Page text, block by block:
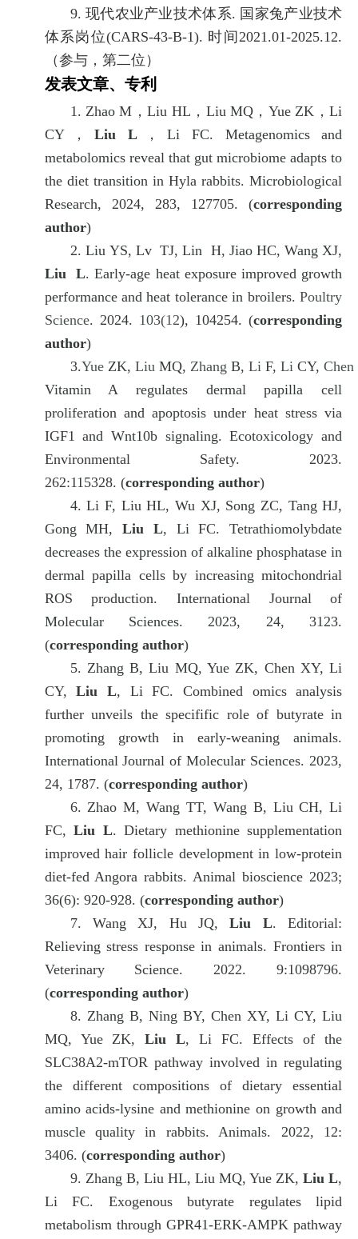
9. 现代农业产业技术体系. 国家兔产业技术
体系岗位(CARS-43-B-1). 时间2021.01-2025.12.
（参与，第二位）
发表文章、专利
1. Zhao M ，Liu HL ， Liu MQ ， Yue ZK ，Li
CY， Liu L，Li FC. Metagenomics and
metabolomics reveal that gut microbiome adapts to
the diet transition in Hyla rabbits. Microbiological
Research, 2024, 283, 127705. (corresponding
author)
2. Liu YS, Lv TJ, Lin H, Jiao HC, Wang XJ,
Liu L. Early-age heat exposure improved growth
performance and heat tolerance in broilers.Poultry
Science. 2024. 103(12), 104254. (corresponding
author)
3.YueZK, LiuMQ, Zhang B, LiF, LiCY, Chen
Vitamin A regulates dermal papilla cell
proliferation and apoptosis under heat stress via
IGF1 and Wnt10b signaling. Ecotoxicology and
Environmental Safety. 2023.
262:115328. (corresponding author)
4. Li F, Liu HL, Wu XJ, Song ZC, Tang HJ,
Gong MH,Liu L, Li FC. Tetrathiomolybdate
decreases the expression of alkaline phosphatase in
dermal papilla cells by increasing mitochondrial
ROS production. International Journal of
Molecular Sciences. 2023, 24, 3123.
(corresponding author)
5. Zhang B, Liu MQ, Yue ZK, Chen XY, Li
CY,Liu L, Li FC. Combined omics analysis
further unveils the specifific role of butyrate in
promoting growth in early-weaning animals.
International Journal of Molecular Sciences.2023,
24, 1787. (corresponding author)
6. Zhao M, Wang TT, Wang B, Liu CH, Li
FC,Liu L. Dietary methionine supplementation
improved hair follicle development in low-protein
diet-fed Angora rabbits. Animal bioscience 2023;
36(6): 920-928. (corresponding author)
7. Wang XJ, Hu JQ,Liu L. Editorial:
Relieving stress response in animals. Frontiers in
Veterinary Science. 2022. 9:1098796.
(corresponding author)
8. Zhang B, Ning BY, Chen XY, Li CY, Liu
MQ, Yue ZK,Liu L, Li FC. Effects of the
SLC38A2-mTOR pathway involved in regulating
the different compositions of dietary essential
amino acids-lysine and methionine on growth and
muscle quality in rabbits. Animals. 2022, 12:
3406. (corresponding author)
9. Zhang B, Liu HL, Liu MQ, Yue ZK,Liu L,
Li FC. Exogenous butyrate regulates lipid
metabolism through GPR41-ERK-AMPK pathway